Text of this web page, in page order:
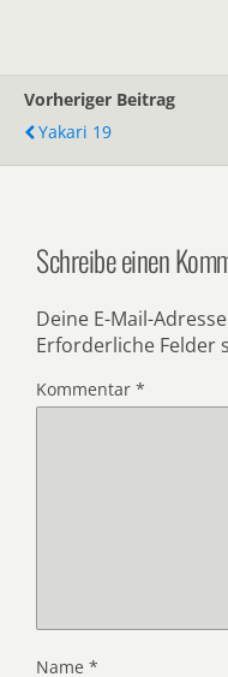
Vorheriger Beitrag
Yakari 19
Schreibe einen
Deine E-Mail-
Erforderliche Felder
Kommentar *
Name *